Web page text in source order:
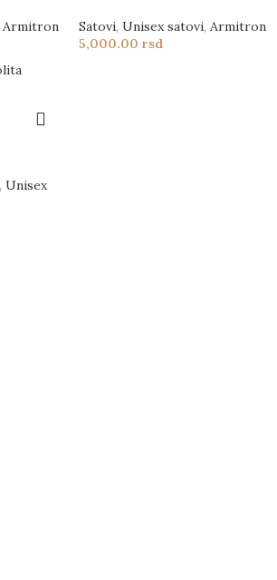
Armitron
Satovi, Unisex satovi, Armitron
5,000.00 rsd
, Unisex